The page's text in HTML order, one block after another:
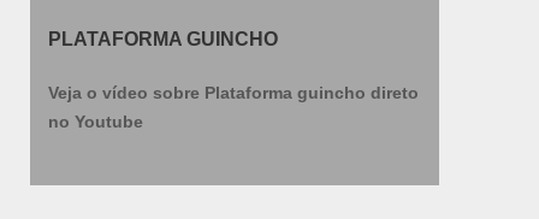
PLATAFORMA GUINCHO
Veja o vídeo sobre Plataforma guincho direto
no Youtube